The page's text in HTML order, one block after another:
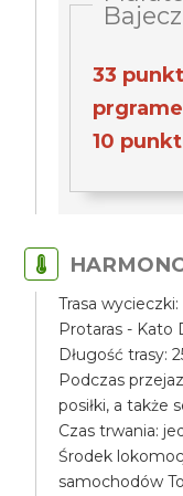
33
10
Trasa
Protaras - Kato
Długość trasy:
Podczas
posiłki, a także
Czas trwania:
Środek
samochodów